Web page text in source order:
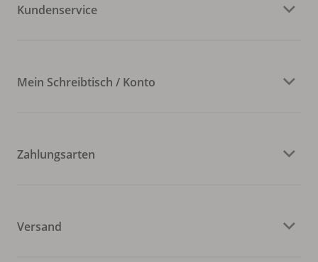
Kundenservice
Mein Schreibtisch / Konto
Zahlungsarten
Versand